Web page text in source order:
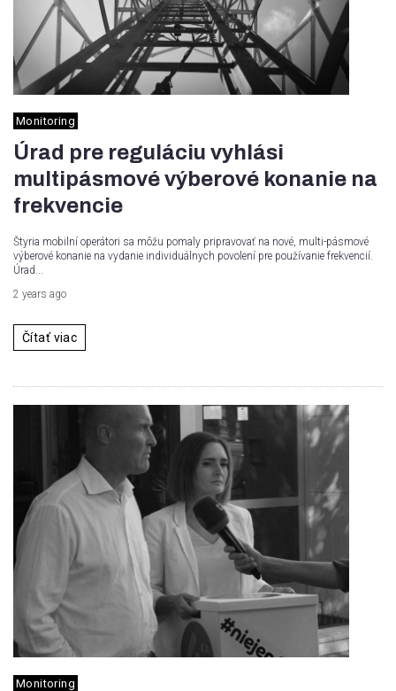
Monitoring
Úrad pre reguláciu vyhlási
multipásmové výberové konanie na
frekvencie
Štyria mobilní operátori sa môžu pomaly pripravovať na nové, multi-pásmové
výberové konanie na vydanie individuálnych povolení pre používanie frekvencií.
Úrad...
2 years ago
Čítať viac
Monitoring